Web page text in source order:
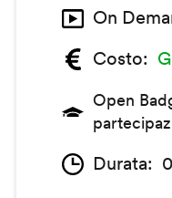
On
Costo
Open
Durata